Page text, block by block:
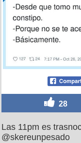
28
Las 11pm es
@skereunpesado